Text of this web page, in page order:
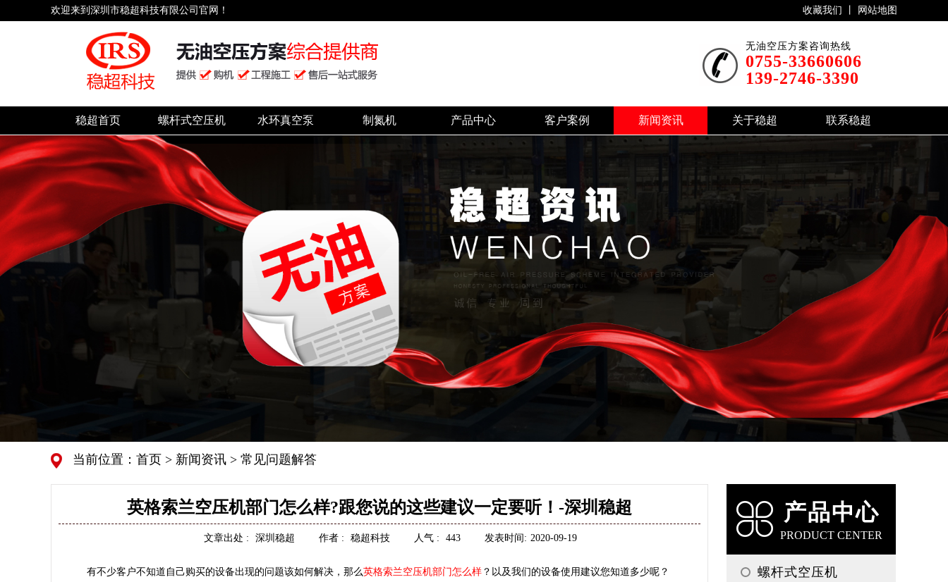
欢迎来到深圳市稳超科技有限公司官网！ 收藏我们 丨 网站地图
无油空压方案咨询热线
0755-33660606
139-2746-3390
稳超首页 螺杆式空压机 水环真空泵 制氮机 产品中心 客户案例 新闻资讯 关于稳超 联系稳超
当前位置： 首页 > 新闻资讯 > 常见问题解答
英格索兰空压机部门怎么样?跟您说的这些建议一定要听！-深圳稳超
文章出处 : 深圳稳超 作者 : 稳超科技 人气 : 443 发表时间: 2020-09-19
有不少客户不知道自己购买的设备出现的问题该如何解决，那么英格索兰空压机部门怎么样 ？以及我们的设备使用建议您知道多少呢？
产品中心
PRODUCT CENTER
螺杆式空压机